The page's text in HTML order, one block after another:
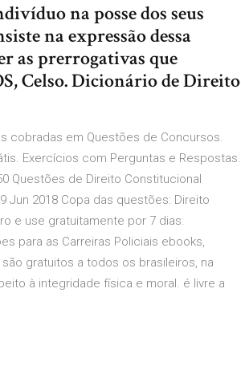
na posse dos seus
na expressão dessa
as prerrogativas que
Celso. Dicionário de Direito
cobradas em Questões de Concursos.
Exercícios com Perguntas e Respostas.
Questões de Direito Constitucional
Jun 2018 Copa das questões: Direito
e use gratuitamente por 7 dias:
para as Carreiras Policiais ebooks,
gratuitos a todos os brasileiros, na
à integridade física e moral. é livre a